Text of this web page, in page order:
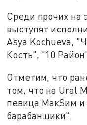
Среди прочих на
выступят
Asya Kochueva,
Кость", "10
Отметим, что
том, что на Ural
певица МакSим
барабанщики".